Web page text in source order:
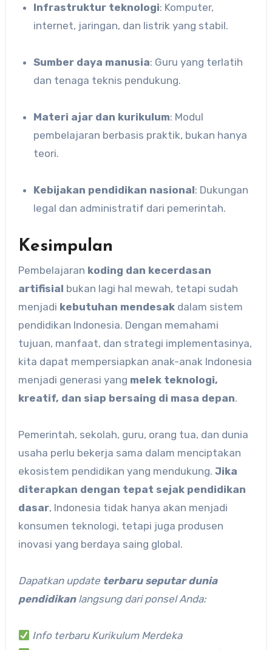
Infrastruktur teknologi: Komputer,
internet, jaringan, dan listrik yang stabil.
Sumber daya manusia: Guru yang terlatih
dan tenaga teknis pendukung.
Materi ajar dan kurikulum: Modul
pembelajaran berbasis praktik, bukan hanya
teori.
Kebijakan pendidikan nasional: Dukungan
legal dan administratif dari pemerintah.
Kesimpulan
Pembelajaran koding dan kecerdasan
artifisial bukan lagi hal mewah, tetapi sudah
menjadi kebutuhan mendesakdalam sistem
pendidikan Indonesia. Dengan memahami
tujuan, manfaat, dan strategi implementasinya,
kita dapat mempersiapkan anak-anak Indonesia
menjadi generasi yang melek teknologi,
kreatif, dan siap bersaing di masa depan.
Pemerintah, sekolah, guru, orang tua, dan dunia
usaha perlu bekerja sama dalam menciptakan
ekosistem pendidikan yang mendukung. Jika
diterapkan dengan tepat sejak pendidikan
dasar, Indonesia tidak hanya akan menjadi
konsumen teknologi, tetapi juga produsen
inovasi yang berdaya saing global.
Dapatkan update terbaru seputar dunia
pendidikanlangsung dari ponsel Anda:
Info terbaru Kurikulum Merdeka